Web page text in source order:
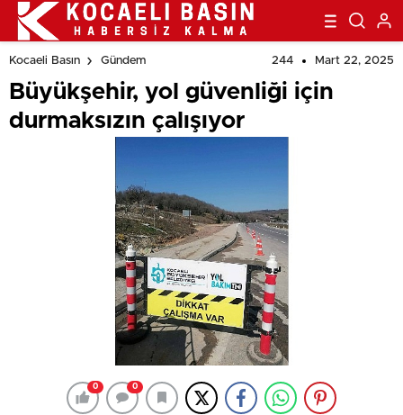
Kocaeli Basın Gündem 244 Mart 22, 2025
Büyükşehir, yol güvenliği için
durmaksızın çalışıyor
0 0
yaşardık